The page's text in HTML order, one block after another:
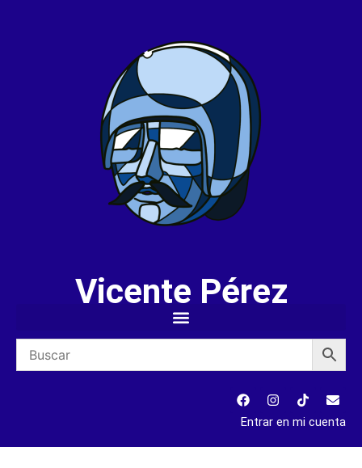
Vicente Pérez
Entrar en mi cuenta